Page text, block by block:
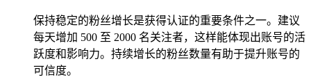
保持稳定的粉丝增长是获得认证的重要条件之一。建议
每天增加 500 至 2000 名关注者，这样能体现出账号的活
跃度和影响力。持续增长的粉丝数量有助于提升账号的
可信度。